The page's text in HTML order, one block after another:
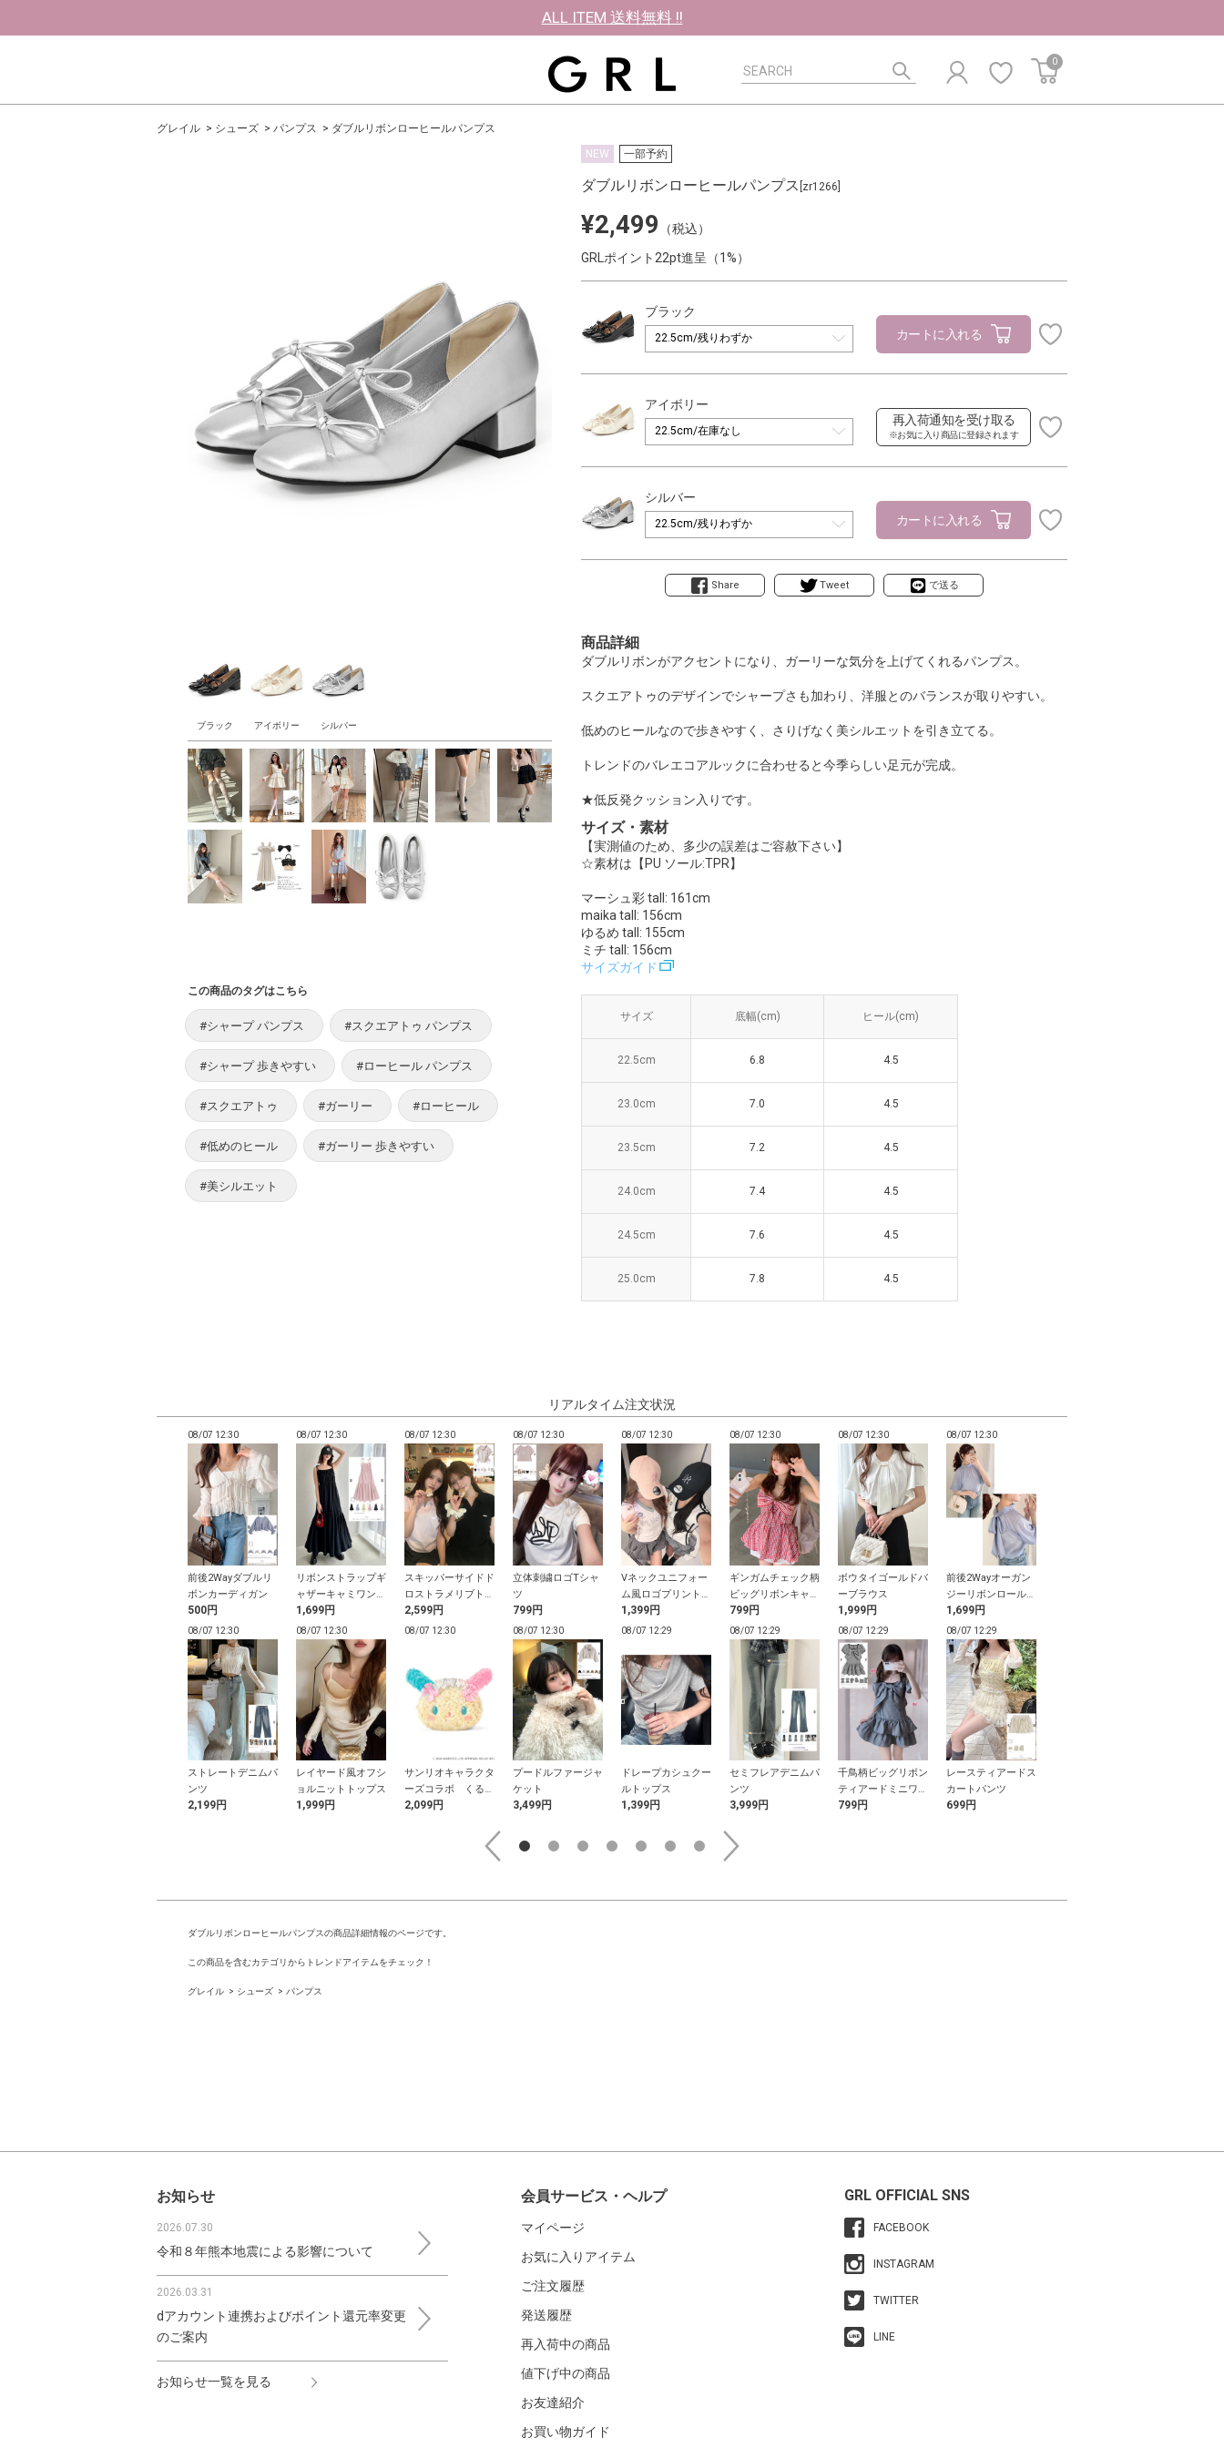
ALL ITEM 送料無料 !!
0
グレイル シューズ パンプス ダブルリボンローヒールパンプス
ブラック アイボリー シルバー
NEW 一部予約
ダブルリボンローヒールパンプス [zr1266]
¥2,499
（税込）
GRLポイント22pt進呈（1%）
ブラック
カートに入れる
アイボリー
再入荷通知を受け取る
※お気に入り商品に登録されます
シルバー
カートに入れる
Share Tweet で送る
商品詳細
ダブルリボンがアクセントになり、ガーリーな気分を上げてくれるパンプス。
スクエアトゥのデザインでシャープさも加わり、洋服とのバランスが取りやすい。
低めのヒールなので歩きやすく、さりげなく美シルエットを引き立てる。
トレンドのバレエコアルックに合わせると今季らしい足元が完成。
★低反発クッション入りです。
サイズ・素材
【実測値のため、多少の誤差はご容赦下さい】
☆素材は【PU ソール:TPR】
マーシュ彩 tall: 161cm
maika tall: 156cm
ゆるめ tall: 155cm
ミチ tall: 156cm
サイズガイド
サイズ 底幅(cm)
22.5cm
23.0cm
23.5cm
24.0cm
24.5cm
25.0cm
サイズ 底幅(cm) ヒール(cm)
22.5cm 6.8 4.5
23.0cm 7.0 4.5
23.5cm 7.2 4.5
24.0cm 7.4 4.5
24.5cm 7.6 4.5
25.0cm 7.8 4.5
この商品のタグはこちら
#シャープ パンプス #スクエアトゥ パンプス
#シャープ 歩きやすい #ローヒール パンプス
#スクエアトゥ #ガーリー #ローヒール
#低めのヒール #ガーリー 歩きやすい
#美シルエット
リアルタイム注文状況
08/07 12:30
前後2Wayダブルリ
ボンカーディガン
500円
08/07 12:30
リボンストラップギ
ャザーキャミワンピ
ース
1,699円
08/07 12:30
スキッパーサイドド
ロストラメリブトッ
プス
2,599円
08/07 12:30
立体刺繍ロゴTシャ
ツ
799円
08/07 12:30
Vネックユニフォー
ム風ロゴプリントト
ップス
1,399円
08/07 12:30
ギンガムチェック柄
ビッグリボンキャミ
ソールチュニック
799円
08/07 12:30
ボウタイゴールドバ
ーブラウス
1,999円
08/07 12:30
前後2Wayオーガン
ジーリボンロールネ
ックブラウス
1,699円
08/07 12:30
ストレートデニムパ
ンツ
2,199円
08/07 12:30
レイヤード風オフシ
ョルニットトップス
1,999円
08/07 12:30
サンリオキャラクタ
ーズコラボ くるく
るファーヘッドドレ
2,099円
08/07 12:30
プードルファージャ
ケット
3,499円
08/07 12:29
ドレープカシュクー
ルトップス
1,399円
08/07 12:29
セミフレアデニムパ
ンツ
3,999円
08/07 12:29
千鳥柄ビッグリボン
ティアードミニワン
ピース
799円
08/07 12:29
レースティアードス
カートパンツ
699円
ダブルリボンローヒールパンプスの商品詳細情報のページです。
この商品を含むカテゴリからトレンドアイテムをチェック！
グレイル シューズ パンプス
お知らせ
2026.07.30
令和８年熊本地震による影響について
2026.03.31
dアカウント連携およびポイント還元率変更
のご案内
お知らせ一覧を見る
会員サービス・ヘルプ
マイページ
お気に入りアイテム
ご注文履歴
発送履歴
再入荷中の商品
値下げ中の商品
お友達紹介
お買い物ガイド
GRL OFFICIAL SNS
FACEBOOK
INSTAGRAM
TWITTER
LINE